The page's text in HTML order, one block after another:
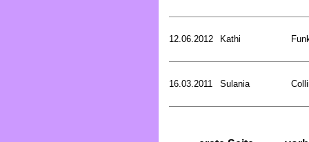
12.06.2012 Kathi
16.03.2011 Sulania